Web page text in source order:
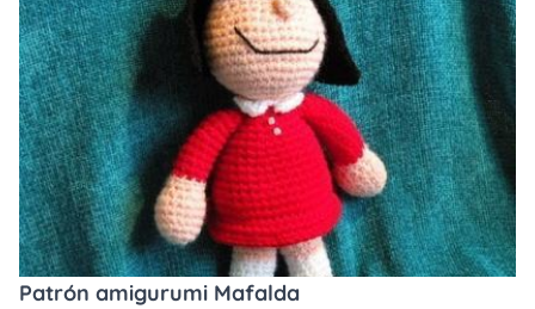
Patrón amigurumi Mafalda